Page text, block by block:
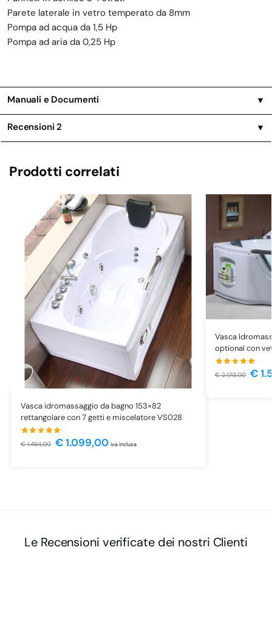
Parete laterale in vetro temperato da 8mm
Pompa ad acqua da 1,5 Hp
Pompa ad aria da 0,25 Hp
Manuali e Documenti ▼
Recensioni2 ▼
Prodotti correlati
Vasca idromassaggio da bagno 153×82
rettangolare con 7 getti e miscelatore VS028
€1.464,00 €1.099,00 iva inclusa
Vasca
optional con
€2.013,00 €
Le Recensioni verificate dei nostri Clienti